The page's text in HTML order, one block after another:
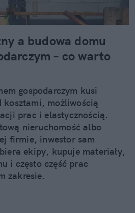
a budowa domu
– co warto
gospodarczym kusi
możliwością
prac i elastycznością.
nieruchomość albo
firmie, inwestor sam
ekipy, kupuje materiały,
i często część prac
zakresie.